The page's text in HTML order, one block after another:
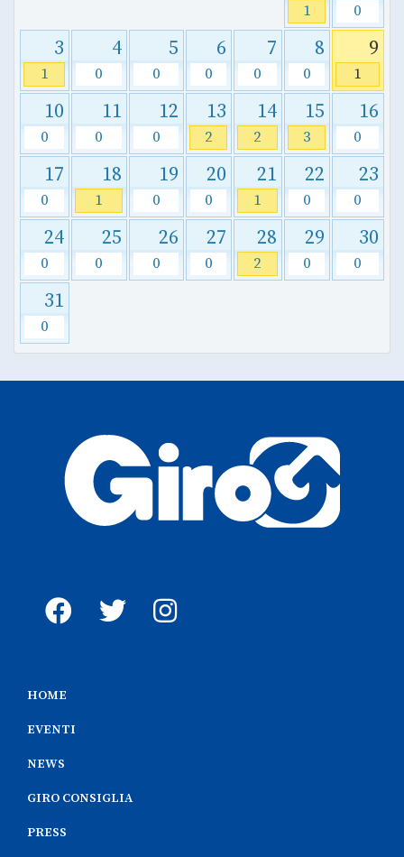
1 0
3
1
4
0
5
0
6
0
7
0
8
0
9
1
10
0
11
0
12
0
13
2
14
2
15
3
16
0
17
0
18
1
19
0
20
0
21
1
22
0
23
0
24
0
25
0
26
0
27
0
28
2
29
0
30
0
31
0
HOME
EVENTI
NEWS
GIRO CONSIGLIA
PRESS